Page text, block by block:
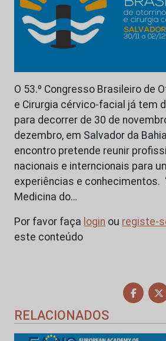
O 53.º Congresso Brasileiro de
e Cirurgia cérvico-facial já tem
para decorrer de 30 de
dezembro, em Salvador da
encontro pretende reunir
nacionais e interncionais para
experiências e conhecimentos.
Medicina do…
Por favor faça login ou registe-
este conteúdo
RELACIONADOS